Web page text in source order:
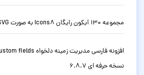
مجموعه 130 آیکون رایگان Icons8 به صورت SVG
نسخه حرفه ای 6.8.7